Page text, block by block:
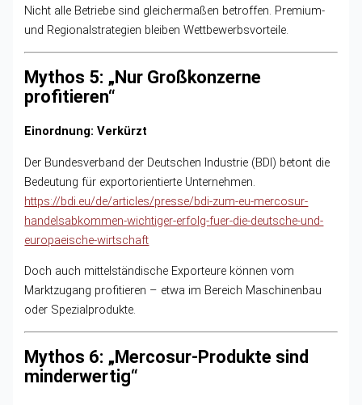
Nicht alle Betriebe sind gleichermaßen betroffen. Premium-
und Regionalstrategien bleiben Wettbewerbsvorteile.
Mythos 5: „Nur Großkonzerne
profitieren“
Einordnung: Verkürzt
Der Bundesverband der Deutschen Industrie (BDI) betont die
Bedeutung für exportorientierte Unternehmen.
https://bdi.eu/de/articles/presse/bdi-zum-eu-mercosur-
handelsabkommen-wichtiger-erfolg-fuer-die-deutsche-und-
europaeische-wirtschaft
Doch auch mittelständische Exporteure können vom
Marktzugang profitieren – etwa im Bereich Maschinenbau
oder Spezialprodukte.
Mythos 6: „Mercosur-Produkte sind
minderwertig“